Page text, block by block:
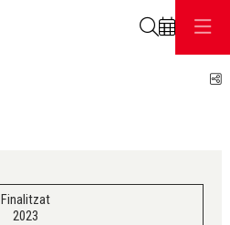
Finalitzat
2023